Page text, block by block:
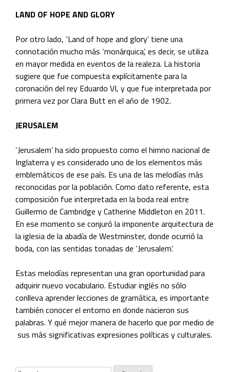
LAND OF HOPE AND GLORY
Por otro lado, ‘Land of hope and glory’ tiene una
connotación mucho más ‘monárquica’, es decir, se utiliza
en mayor medida en eventos de la realeza. La historia
sugiere que fue compuesta explícitamente para la
coronación del rey Eduardo VI, y que fue interpretada por
primera vez por Clara Butt en el año de 1902.
JERUSALEM
‘Jerusalem’ ha sido propuesto como el himno nacional de
Inglaterra y es considerado uno de los elementos más
emblemáticos de ese país. Es una de las melodías más
reconocidas por la población. Como dato referente, esta
composición fue interpretada en la boda real entre
Guillermo de Cambridge y Catherine Middleton en 2011.
En ese momento se conjuró la imponente arquitectura de
la iglesia de la abadía de Westminster, donde ocurrió la
boda, con las sentidas tonadas de ‘Jerusalem’.
Estas melodías representan una gran oportunidad para
adquirir nuevo vocabulario. Estudiar inglés no sólo
conlleva aprender lecciones de gramática, es importante
también conocer el entorno en donde nacieron sus
palabras. Y qué mejor manera de hacerlo que por medio de
sus más significativas expresiones políticas y culturales.